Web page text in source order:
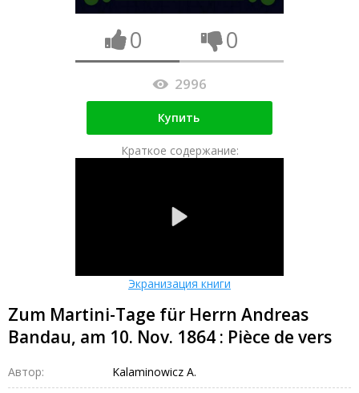
0 0
2996
Купить
Краткое содержание:
Экранизация книги
Zum Martini-Tage für Herrn Andreas
Bandau, am 10. Nov. 1864 : Pièce de vers
Автор: Kalaminowicz A.